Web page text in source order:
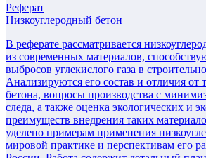
Реферат
Низкоуглеродный бетон
В реферате рассматривается
из современных материалов,
выбросов углекислого газа в
Анализируются его состав и отличия от
бетона, вопросы производства с
следа, а также оценка экологических и
преимуществ внедрения таких
уделено примерам применения
мировой практике и перспективам его